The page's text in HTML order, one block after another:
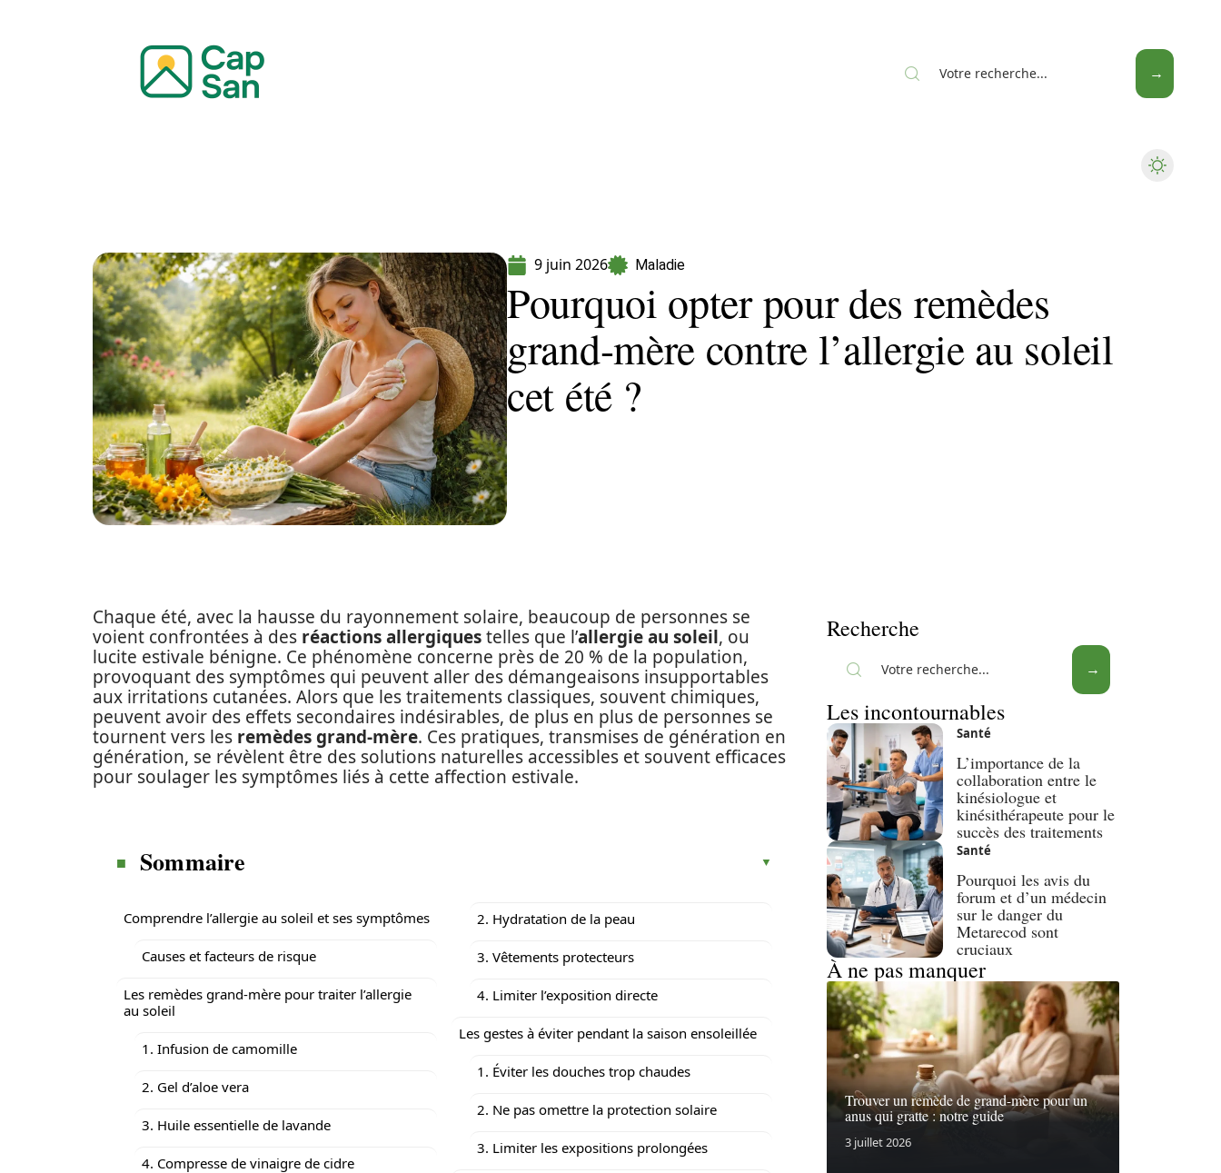
9 juin 2026 Maladie
Pourquoi opter pour des remèdes
grand-mère contre l’allergie au soleil
cet été ?
Chaque été, avec la hausse du rayonnement solaire, beaucoup de personnes se
voient confrontées à des réactions allergiquestelles que l’allergie au soleil, ou
lucite estivale bénigne. Ce phénomène concerne près de 20 % de la population,
provoquant des symptômes qui peuvent aller des démangeaisons insupportables
aux irritations cutanées. Alors que les traitements classiques, souvent chimiques,
peuvent avoir des effets secondaires indésirables, de plus en plus de personnes se
tournent vers les remèdes grand-mère. Ces pratiques, transmises de génération en
génération, se révèlent être des solutions naturelles accessibles et souvent efficaces
pour soulager les symptômes liés à cette affection estivale.
Sommaire
Comprendre l’allergie au soleil et ses symptômes
Causes et facteurs de risque
Les remèdes grand-mère pour traiter l’allergie
au soleil
1. Infusion de camomille
2. Gel d’aloe vera
3. Huile essentielle de lavande
4. Compresse de vinaigre de cidre
2. Hydratation de la peau
3. Vêtements protecteurs
4. Limiter l’exposition directe
Les gestes à éviter pendant la saison ensoleillée
1. Éviter les douches trop chaudes
2. Ne pas omettre la protection solaire
3. Limiter les expositions prolongées
Recherche
Les incontournables
Santé
L’importance de la
collaboration entre le
kinésiologue et
kinésithérapeute pour le
succès des traitements
Santé
Pourquoi les avis du
forum et d’un médecin
sur le danger du
Metarecod sont
cruciaux
À ne pas manquer
Trouver un remède de grand-mère pour un
anus qui gratte : notre guide
3 juillet 2026